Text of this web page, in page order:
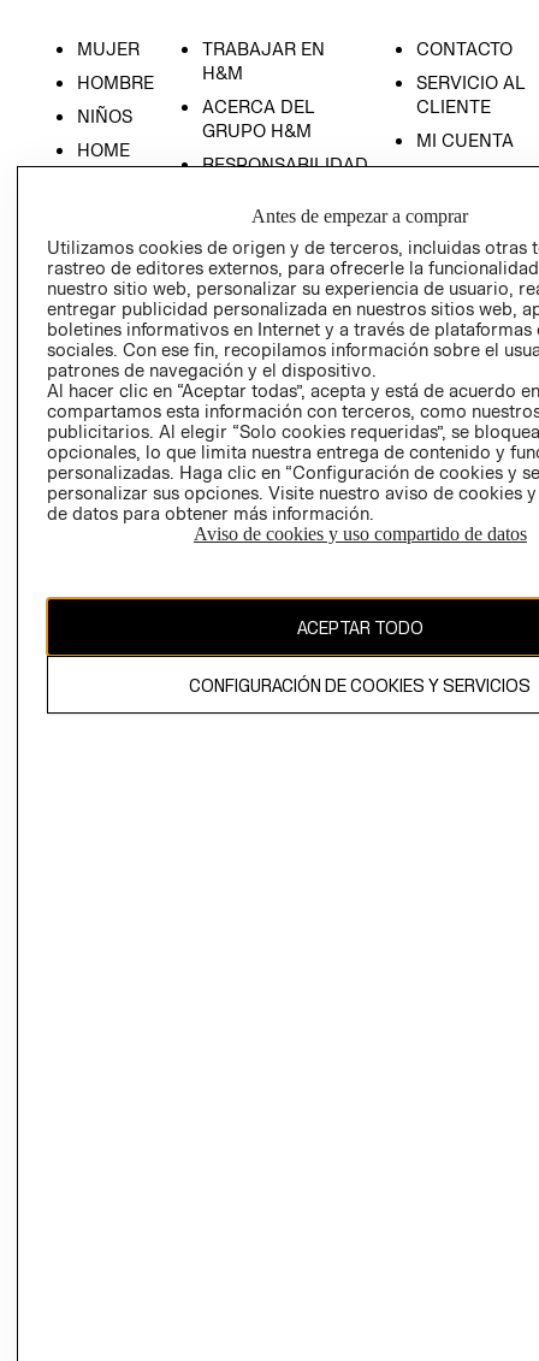
MUJER
HOMBRE
NIÑOS
HOME
TRABAJAR EN
H&M
ACERCA DEL
GRUPO H&M
RESPONSABILIDAD
PRENSA
RELACIÓN CON
INVERSIONISTAS
POLÍTICA
EMPRESARIAL
CONTACTO
SERVICIO AL
CLIENTE
MI CUENTA
NUESTRAS
- RETIRO EN
TIENDA
TÉRMINOS Y
CONDICIONES
PRIVACIDAD
GIFT CARD
AVISO DE
COOKIES
Uruguay ($U)
Antes de empezar a comprar
Utilizamos cookies de origen y de terceros, incluidas otras
rastreo de editores externos, para ofrecerle la
nuestro sitio web, personalizar su experiencia de usuario,
entregar publicidad personalizada en nuestros sitios web,
boletines informativos en Internet y a través de plataformas
sociales. Con ese fin, recopilamos información sobre el
patrones de navegación y el dispositivo.
Al hacer clic en “Aceptar todas”, acepta y está de acuerdo
compartamos esta información con terceros, como
publicitarios. Al elegir “Solo cookies requeridas”, se
opcionales, lo que limita nuestra entrega de contenido y
personalizadas. Haga clic en “Configuración de cookies y
personalizar sus opciones. Visite nuestro aviso de cookies
de datos para obtener más información.
Aviso de cookies y uso compartido de datos
ACEPTAR TODO
CONFIGURACIÓN DE COOKIES Y SERVICIOS